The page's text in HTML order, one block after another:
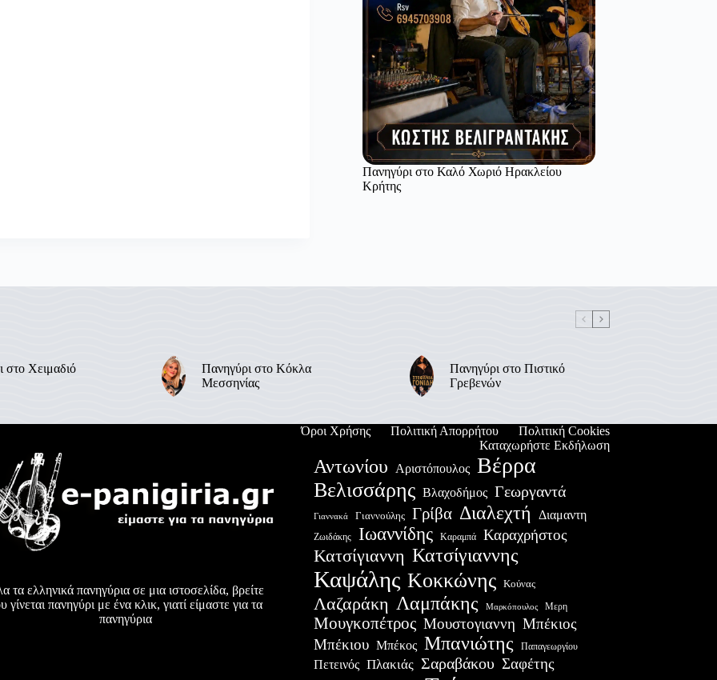
Πανηγύρι στο Καλό Χωριό Ηρακλείου
Κρήτης
στο Χειμαδιό
Πανηγύρι στο Κόκλα
Μεσσηνίας
Πανηγύρι στο Πιστικό
Γρεβενών
Όροι Χρήσης Πολιτική Απορρήτου
Πολιτική Cookies
Καταχωρήστε Εκδήλωση
τα ελληνικά πανηγύρια σε μια ιστοσελίδα, βρείτε
γίνεται πανηγύρι με ένα κλικ, γιατί είμαστε για τα
πανηγύρια
Αντωνίου Αριστόπουλος Βέρρα
Βελισσάρης Βλαχοδήμος Γεωργαντά
Γιαννακά Γιαννούλης Γρίβα Διαλεχτή Διαμαντη
Ζωιδάκης Ιωαννίδης Καραμπά Καραχρήστος
Κατσίγιαννη Κατσίγιαννης
Καψάλης Κοκκώνης Κούνας
Λαζαράκη Λαμπάκης Μαρκόπουλος Μερη
Μουγκοπέτρος Μουστογιαννη Μπέκιος
Μπέκιου Μπέκος Μπανιώτης Παπαγεωργίου
Πετεινός Πλακιάς Σαραβάκου Σαφέτης